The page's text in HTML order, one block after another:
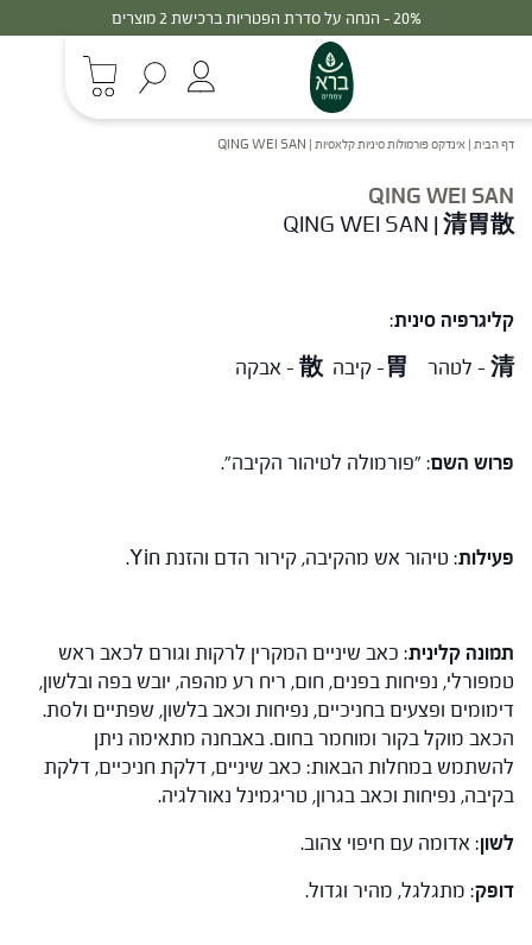
20% - הנחה על סדרת הפטריות ברכישת 2 מוצרים
דף הבית | אינדקס פורמולות סיניות קלאסיות |
QING WEI SAN
QING WEI SAN
QING WEI SAN
清胃散
קליגרפיה סינית:
清 – לטהר 胃– קיבה 散 – אבקה
פרוש השם: "פורמולה לטיהור הקיבה".
פעילות: טיהור אש מהקיבה, קירור הדם והזנת Yin.
תמונה קלינית: כאב שיניים המקרין לרקות וגורם לכאב ראש
טמפורלי, נפיחות בפנים, חום, ריח רע מהפה, יובש בפה ובלשון,
דימומים ופצעים בחניכיים, נפיחות וכאב בלשון, שפתיים ולסת.
הכאב מוקל בקור ומוחמר בחום. באבחנה מתאימה ניתן
להשתמש במחלות הבאות: כאב שיניים, דלקת חניכיים, דלקת
בקיבה, נפיחות וכאב בגרון, טריגמינל נאורלגיה.
לשון: אדומה עם חיפוי צהוב.
דופק: מתגלגל, מהיר וגדול.